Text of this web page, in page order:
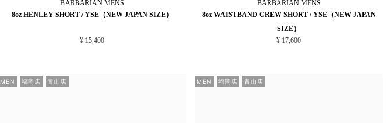
BARBARIANMENS
8oz HENLEY SHORT / YSE（NEW JAPAN SIZE）
¥ 15,400
BARBARIANMENS
8oz WAISTBAND CREW SHORT / YSE（NEW JAPAN
SIZE）
¥ 17,600
MEN 福岡店 青山店 MEN 福岡店 青山店